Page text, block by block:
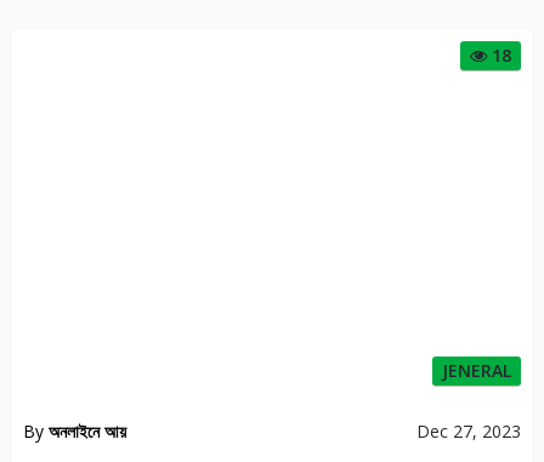
18
JENERAL
By অনলাইনে আয় Dec 27, 2023